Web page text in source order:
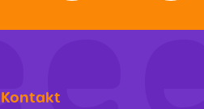
Kontakt